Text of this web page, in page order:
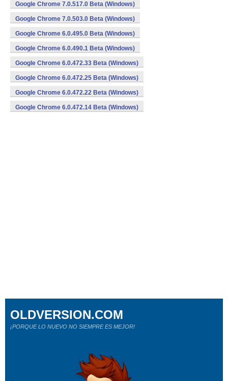
Google Chrome 7.0.517.0 Beta (Windows)
Google Chrome 7.0.503.0 Beta (Windows)
Google Chrome 6.0.495.0 Beta (Windows)
Google Chrome 6.0.490.1 Beta (Windows)
Google Chrome 6.0.472.33 Beta (Windows)
Google Chrome 6.0.472.25 Beta (Windows)
Google Chrome 6.0.472.22 Beta (Windows)
Google Chrome 6.0.472.14 Beta (Windows)
OLDVERSION.COM
¡PORQUE LO NUEVO NO SIEMPRE ES MEJOR!